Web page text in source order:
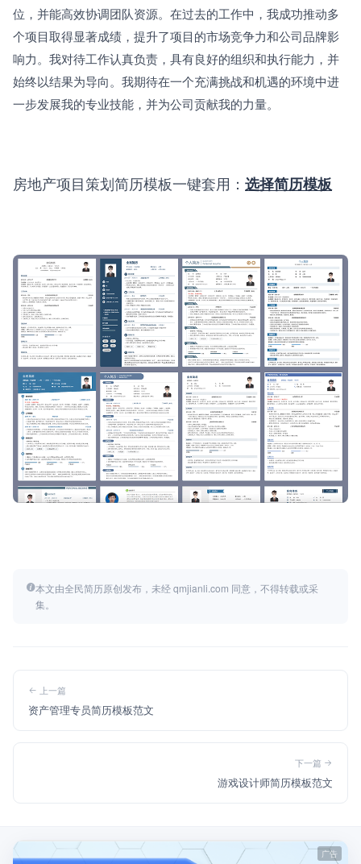
位，并能高效协调团队资源。在过去的工作中，我成功推动多
个项目取得显著成绩，提升了项目的市场竞争力和公司品牌影
响力。我对待工作认真负责，具有良好的组织和执行能力，并
始终以结果为导向。我期待在一个充满挑战和机遇的环境中进
一步发展我的专业技能，并为公司贡献我的力量。
房地产项目策划简历模板一键套用： 选择简历模板
本文由全民简历原创发布，未经 qmjianli.com 同意，不得转载或采
集。
上一篇
资产管理专员简历模板范文
下一篇
游戏设计师简历模板范文